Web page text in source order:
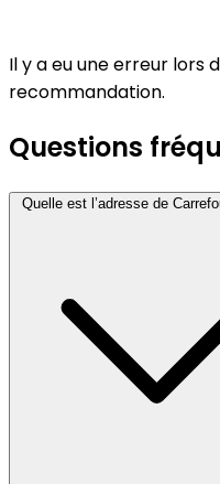
Il y a eu une erreur lors
recommandation.
Questions
Quelle est l’adresse de